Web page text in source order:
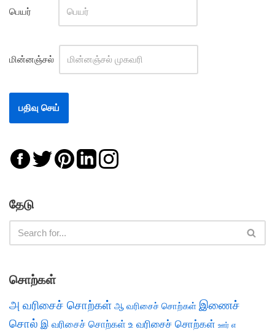
பெயர்
மின்னஞ்சல்
தேடு
சொற்கள்
அ வரிசைச் சொற்கள் ஆ வரிசைச் சொற்கள் இணைச்
சொல் இ வரிசைச் சொற்கள் உ வரிசைச் சொற்கள் ஊர் எ